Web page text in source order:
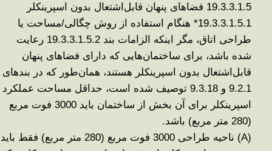
19.3.3.1.5 فضاهای پنهان قابل‌اشتعال بدون اسپرینکلر
19.3.3.1.5.1*
هنگام استفاده از روش چگالی/مساحت یا
طراحی اتاق، مگر اینکه الزامات بند 19.3.3.1.5.2 رعایت
شده باشد، برای ساختمان‌هایی که دارای فضاهای پنهان
قابل‌اشتعال بدون اسپرینکلر هستند، همان‌طور که در بندهای
9.2.1 و 9.3.18 توصیف شده است، حداقل مساحت عملکرد
اسپرینکلر برای آن بخش از ساختمان باید 3000 فوت مربع
(280 متر مربع) باشد
.
(A)
ناحیه طراحی 3000 فوت مربع (280 متر مربع) فقط باید